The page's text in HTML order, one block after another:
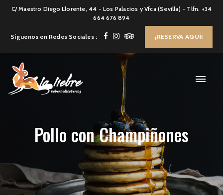
C/ Maestro Diego Llorente, 44 - Los Palacios y Vfca (Sevilla) - Tlfn. +34
664 676 894
Síguenos en Redes Sociales : ¡RESERVA AQUÍ!
Pollo con Champiñones